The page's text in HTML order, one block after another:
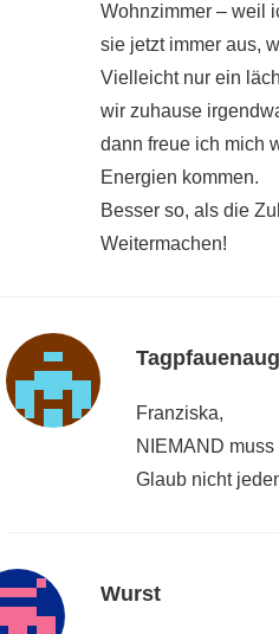
Wohnzimmer – weil
sie jetzt immer aus,
Vielleicht nur ein
wir zuhause
dann freue ich mich
Energien kommen.
Besser so, als die
Weitermachen!
Franziska,
NIEMAND
Glaub nicht
Wurst